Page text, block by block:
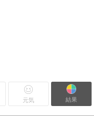
元気 結果